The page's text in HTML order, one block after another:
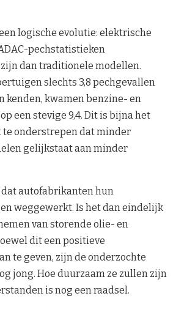
logische evolutie: elektrische
pechstatistieken
dan traditionele modellen.
slechts 3,8 pechgevallen
kenden, kwamen benzine- en
een stevige 9,4. Dit is bijna het
onderstrepen dat minder
gelijkstaat aan minder
dat autofabrikanten hun
weggewerkt. Is het dan eindelijk
van storende olie- en
dit een positieve
te geven, zijn de onderzochte
jong. Hoe duurzaam ze zullen zijn
is nog een raadsel.